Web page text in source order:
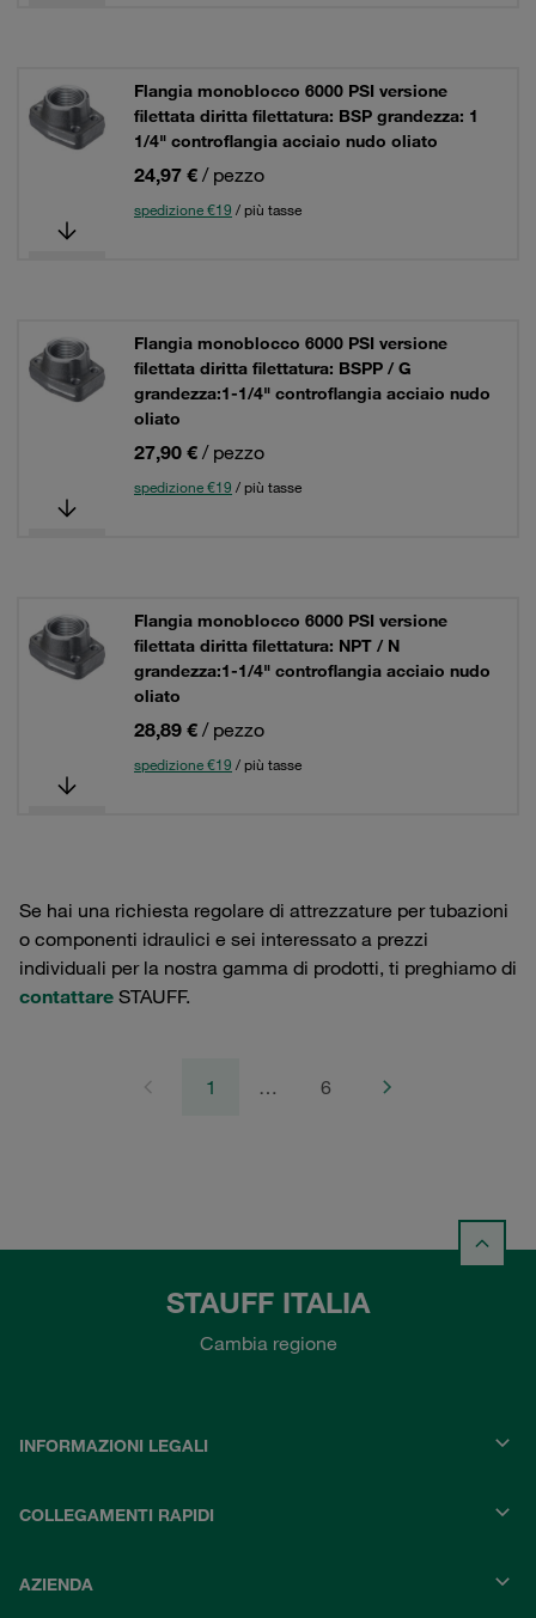
Flangia monoblocco 6000 PSI versione
filettata diritta filettatura: BSP grandezza: 1
1/4" controflangia acciaio nudo oliato
24,97 € / pezzo
spedizione €19 / più tasse
Flangia monoblocco 6000 PSI versione
filettata diritta filettatura: BSPP / G
grandezza:1-1/4" controflangia acciaio nudo
oliato
27,90 € / pezzo
spedizione €19 / più tasse
Flangia monoblocco 6000 PSI versione
filettata diritta filettatura: NPT / N
grandezza:1-1/4" controflangia acciaio nudo
oliato
28,89 € / pezzo
spedizione €19 / più tasse
Se hai una richiesta regolare di attrezzature per tubazioni
o componenti idraulici e sei interessato a prezzi
individuali per la nostra gamma di prodotti, ti preghiamo di
contattare STAUFF.
1 … 6
STAUFF ITALIA
Cambia regione
INFORMAZIONI LEGALI
COLLEGAMENTI RAPIDI
AZIENDA